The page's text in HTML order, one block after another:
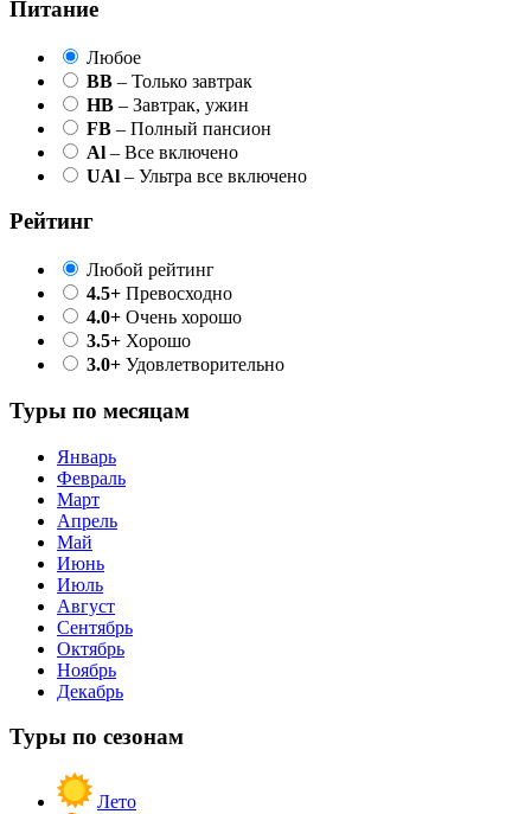
Питание
Любое
BB – Только завтрак
HB – Завтрак, ужин
FB – Полный пансион
Al – Все включено
UAl – Ультра все включено
Рейтинг
Любой рейтинг
4.5+ Превосходно
4.0+ Очень хорошо
3.5+ Хорошо
3.0+ Удовлетворительно
Туры по месяцам
Январь
Февраль
Март
Апрель
Май
Июнь
Июль
Август
Сентябрь
Октябрь
Ноябрь
Декабрь
Туры по сезонам
Лето